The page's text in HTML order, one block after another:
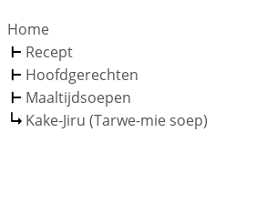
Home
Recept
Hoofdgerechten
Maaltijdsoepen
Kake-Jiru (Tarwe-mie soep)